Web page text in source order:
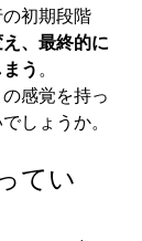
初期段階
、最終的に
う。
感覚を持っ
しょうか。
てい